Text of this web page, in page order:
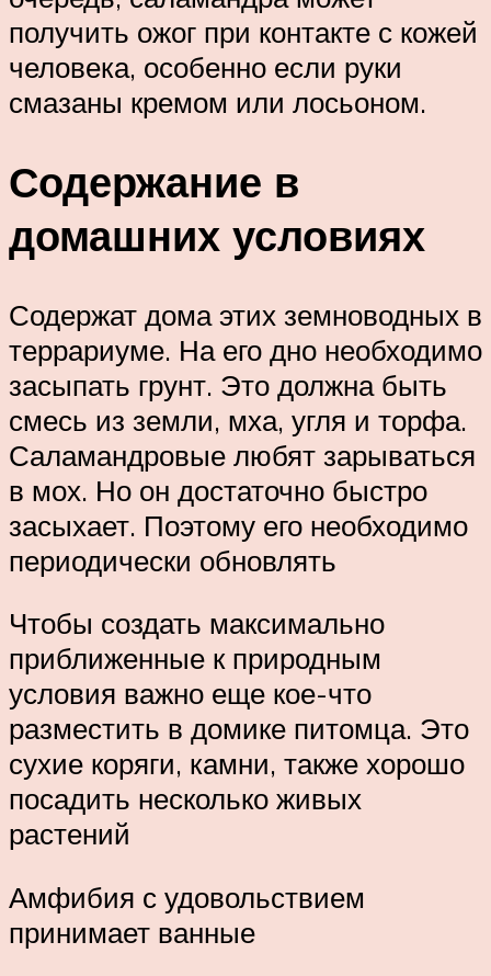
получить ожог при контакте с кожей
человека, особенно если руки
смазаны кремом или лосьоном.
Содержание в
домашних условиях
Содержат дома этих земноводных в
террариуме. На его дно необходимо
засыпать грунт. Это должна быть
смесь из земли, мха, угля и торфа.
Саламандровые любят зарываться
в мох. Но он достаточно быстро
засыхает. Поэтому его необходимо
периодически обновлять
Чтобы создать максимально
приближенные к природным
условия важно еще кое-что
разместить в домике питомца. Это
сухие коряги, камни, также хорошо
посадить несколько живых
растений
Амфибия с удовольствием
принимает ванные